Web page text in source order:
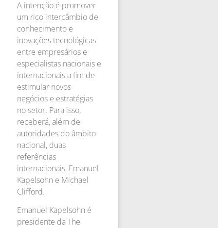
A intenção é promover
um rico intercâmbio de
conhecimento e
inovações tecnológicas
entre empresários e
especialistas nacionais e
internacionais a fim de
estimular novos
negócios e estratégias
no setor. Para isso,
receberá, além de
autoridades do âmbito
nacional, duas
referências
internacionais, Emanuel
Kapelsohn e Michael
Clifford.
Emanuel Kapelsohn é
presidente da The